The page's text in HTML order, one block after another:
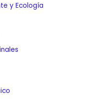
y Ecología